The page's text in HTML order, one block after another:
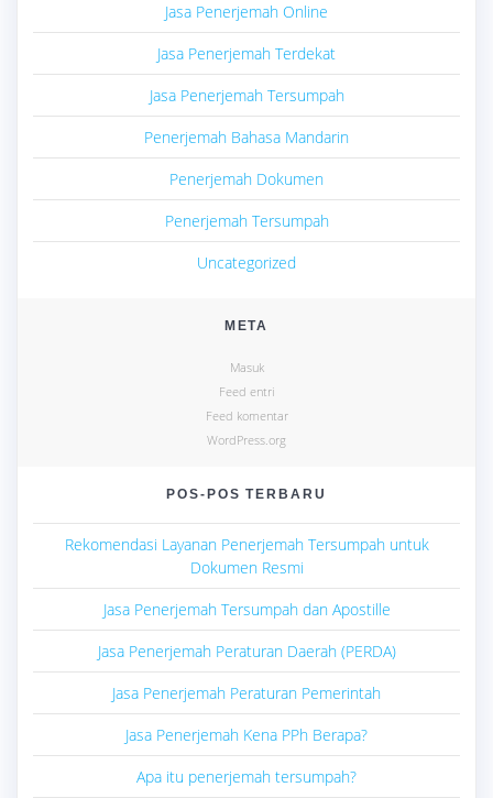
Jasa Penerjemah Online
Jasa Penerjemah Terdekat
Jasa Penerjemah Tersumpah
Penerjemah Bahasa Mandarin
Penerjemah Dokumen
Penerjemah Tersumpah
Uncategorized
META
Masuk
Feed entri
Feed komentar
WordPress.org
POS-POS TERBARU
Rekomendasi Layanan Penerjemah Tersumpah untuk
Dokumen Resmi
Jasa Penerjemah Tersumpah dan Apostille
Jasa Penerjemah Peraturan Daerah (PERDA)
Jasa Penerjemah Peraturan Pemerintah
Jasa Penerjemah Kena PPh Berapa?
Apa itu penerjemah tersumpah?